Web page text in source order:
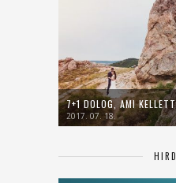
7+1 DOLOG, AMI
2017. 07. 18.